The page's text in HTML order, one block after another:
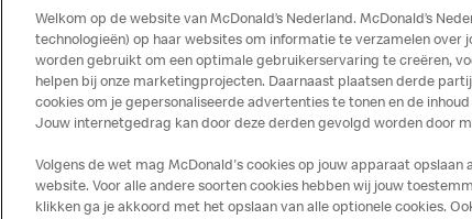
McDonalds Franchising
Welkom op de website van McDonald’s Nederland. McDonald’s
technologieën) op haar websites om informatie te verzamelen over
worden gebruikt om een optimale gebruikerservaring te creëren,
helpen bij onze marketingprojecten. Daarnaast plaatsen derde
cookies om je gepersonaliseerde advertenties te tonen en de
Jouw internetgedrag kan door deze derden gevolgd worden door
Volgens de wet mag McDonald's cookies op jouw apparaat
website. Voor alle andere soorten cookies hebben wij jouw
klikken ga je akkoord met het opslaan van alle optionele cookies.